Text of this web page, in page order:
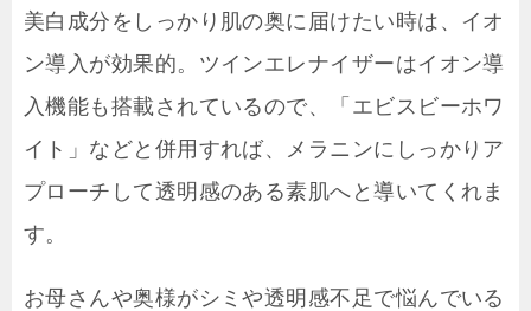
美白成分をしっかり肌の奥に届けたい時は、イオ
ン導入が効果的。ツインエレナイザーはイオン導
入機能も搭載されているので、「エビスビーホワ
イト」などと併用すれば、メラニンにしっかりア
プローチして透明感のある素肌へと導いてくれま
す。
お母さんや奥様がシミや透明感不足で悩んでいる